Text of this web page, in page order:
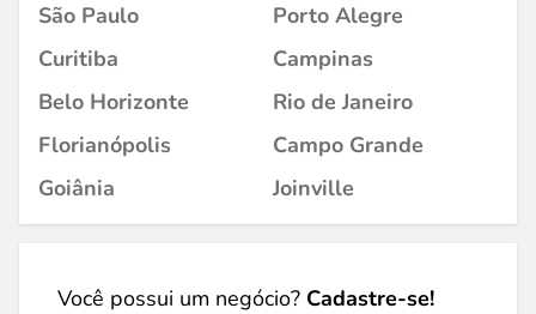
São Paulo
Porto Alegre
Curitiba
Campinas
Belo Horizonte
Rio de Janeiro
Florianópolis
Campo Grande
Goiânia
Joinville
Você possui um negócio? Cadastre-se!